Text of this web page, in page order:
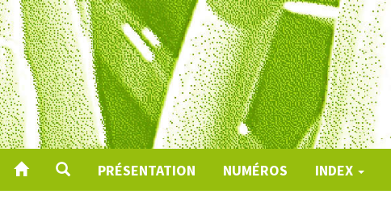
PRÉSENTATION NUMÉROS INDEX